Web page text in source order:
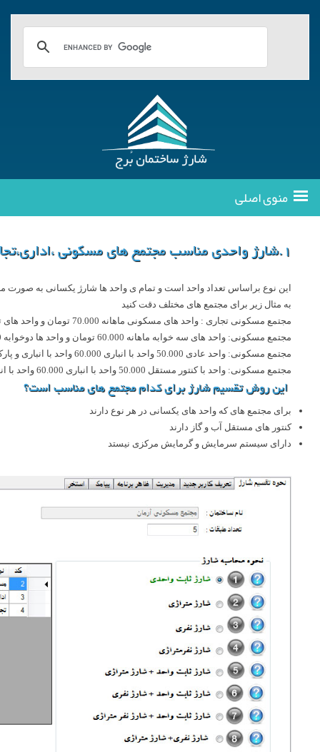
منوی اصلی
1.شارژ واحدی مناسب مجتمع های مسکونی ،اداری،تجاری
این نوع براساس تعداد واحد است و تمام ی واحد ها شارژ یکسانی به صورت
به مثال زیر برای مجتمع های مختلف دقت کنید
مجتمع مسکونی تجاری : واحد های مسکونی ماهانه 70.000 تومان و واحد های تجاری 80.000 تومان
مجتمع مسکونی: واحد های سه خوابه ماهانه 60.000 تومان و واحد ها دوخوابه 50.000 تومان
مجتمع مسکونی: واحد عادی 50.000 واحد با انباری 60.000 واحد با انباری و پارکینگ 70.000
مجتمع مسکونی: واحد با کنتور مستقل 50.000 واحد با انباری 60.000 واحد با انباری و پارکینگ 70.000
این روش تقسیم شارژ برای کدام مجتمع های مناسب است؟
برای مجتمع های که واحد های یکسانی در هر نوع دارند
کنتور های مستقل آب و گاز دارند
دارای سیستم سرمایش و گرمایش مرکزی نیستد